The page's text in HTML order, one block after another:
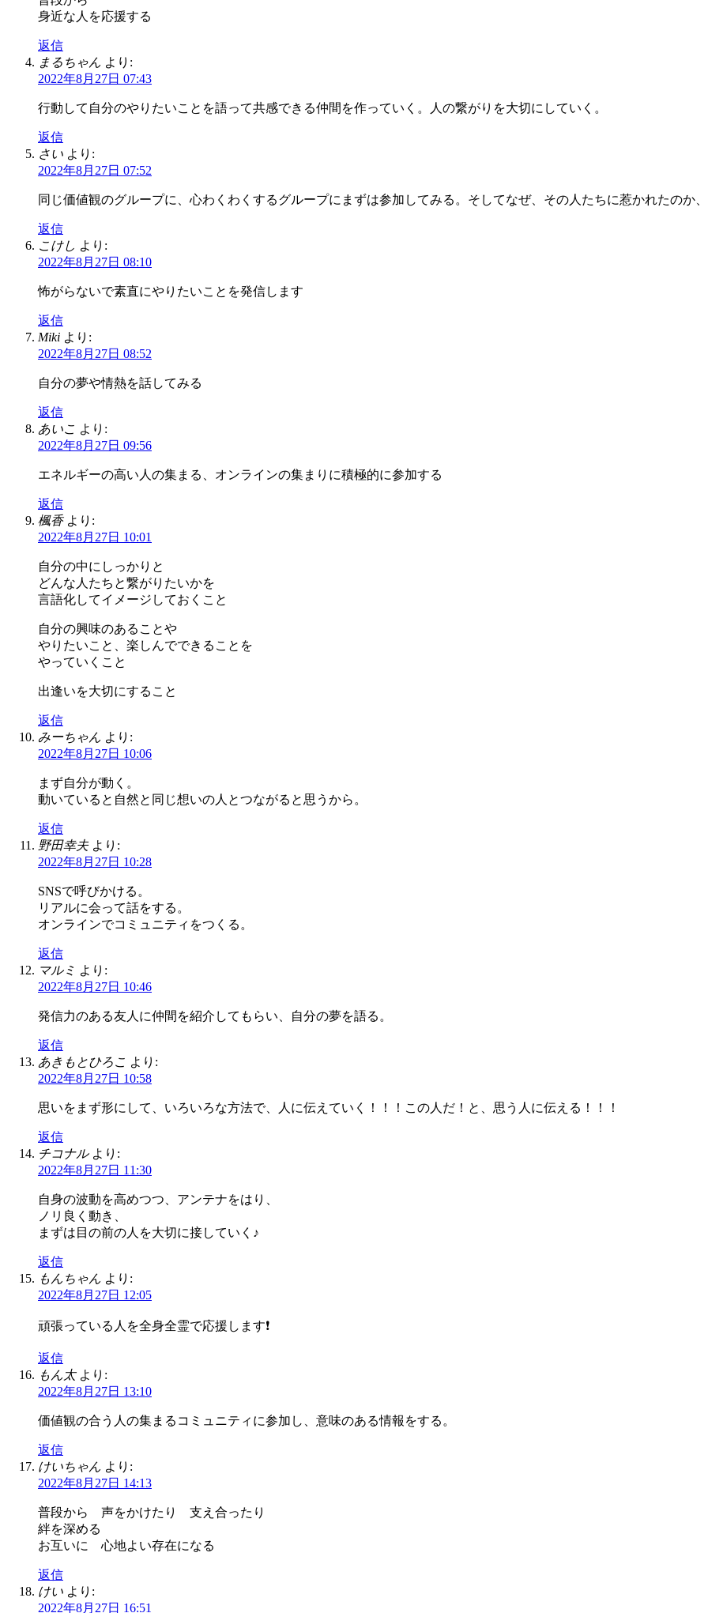
身近な人を応援する
返信
まるちゃん より:
2022年8月27日 07:43
行動して自分のやりたいことを語って共感できる仲間を作っていく。人の繋がりを大切にしていく。
返信
さい より:
2022年8月27日 07:52
同じ価値観のグループに、心わくわくするグループにまずは参加してみる。そしてなぜ、その人たちに惹かれたのか
返信
こけし より:
2022年8月27日 08:10
怖がらないで素直にやりたいことを発信します
返信
Miki より:
2022年8月27日 08:52
自分の夢や情熱を話してみる
返信
あいこ より:
2022年8月27日 09:56
エネルギーの高い人の集まる、オンラインの集まりに積極的に参加する
返信
楓香 より:
2022年8月27日 10:01
自分の中にしっかりと
どんな人たちと繋がりたいかを
言語化してイメージしておくこと
自分の興味のあることや
やりたいこと、楽しんでできることを
やっていくこと
出逢いを大切にすること
返信
みーちゃん より:
2022年8月27日 10:06
まず自分が動く。
動いていると自然と同じ想いの人とつながると思うから。
返信
野田幸夫 より:
2022年8月27日 10:28
SNSで呼びかける。
リアルに会って話をする。
オンラインでコミュニティをつくる。
返信
マルミ より:
2022年8月27日 10:46
発信力のある友人に仲間を紹介してもらい、自分の夢を語る。
返信
あきもとひろこ より:
2022年8月27日 10:58
思いをまず形にして、いろいろな方法で、人に伝えていく！！！この人だ！と、思う人に伝える！！！
返信
チコナル より:
2022年8月27日 11:30
自身の波動を高めつつ、アンテナをはり、
ノリ良く動き、
まずは目の前の人を大切に接していく♪
返信
もんちゃん より:
2022年8月27日 12:05
頑張っている人を全身全霊で応援します❗️
返信
もん太 より:
2022年8月27日 13:10
価値観の合う人の集まるコミュニティに参加し、意味のある情報をする。
返信
けいちゃん より:
2022年8月27日 14:13
普段から 声をかけたり 支え合ったり
絆を深める
お互いに 心地よい存在になる
返信
けい より:
2022年8月27日 16:51